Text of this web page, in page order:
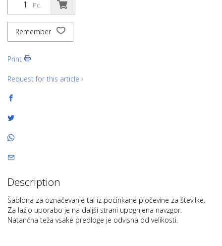
Pc.
Remember
Print
Request for this article ›
Description
Šablona za označevanje tal iz pocinkane pločevine za številke.
Za lažjo uporabo je na daljši strani upognjena navzgor.
Natančna teža vsake predloge je odvisna od velikosti.